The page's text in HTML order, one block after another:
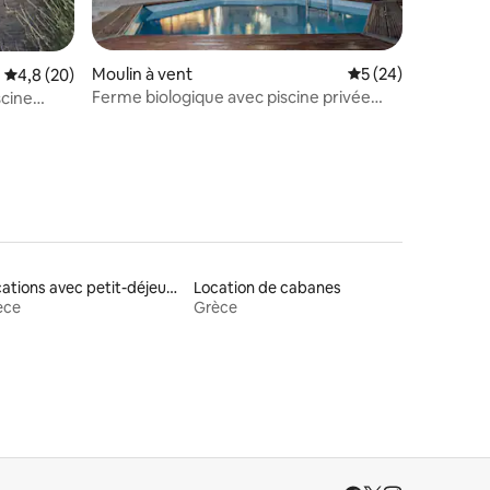
: 4,86 sur 5
Évaluation moyenne sur la base de 20 commentaires : 4,8 sur 5
4,8 (20)
Moulin à vent Évaluation
5 (24)
Ferme biologique avec piscine privée
Locations avec petit-déjeuner
Location de cabanes
Grèce